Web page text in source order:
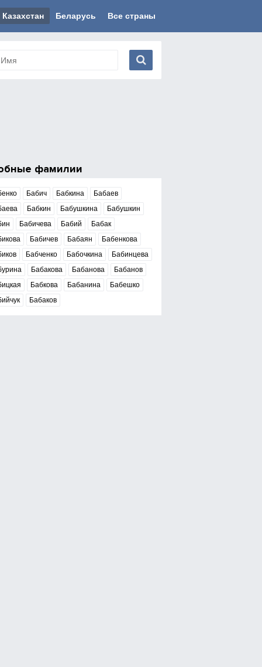
Казахстан Беларусь Все страны
фамилии
Бабич Бабкина
Бабаев
Бабкин Бабушкина
Бабушкин
Бабичева Бабий
Бабак
Бабичев Бабаян
Бабенкова
Бабченко Бабочкина
Бабинцева
Бабакова Бабанова
Бабанов
Бабкова Бабанина
Бабешко
Бабаков